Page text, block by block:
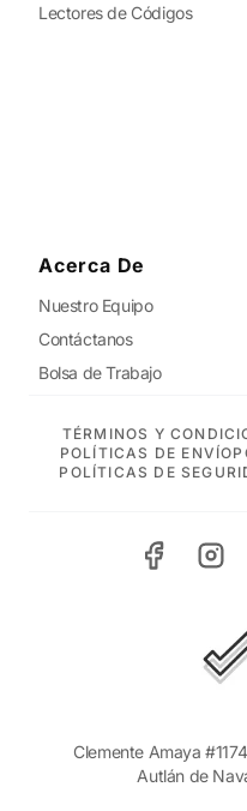
Lectores de Códigos
Acerca De
Nuestro Equipo
Contáctanos
Bolsa de Trabajo
TÉRMINOS Y
POLÍTICAS DE ENVÍO
POLÍTICAS DE
Clemente Amaya
Autlán de